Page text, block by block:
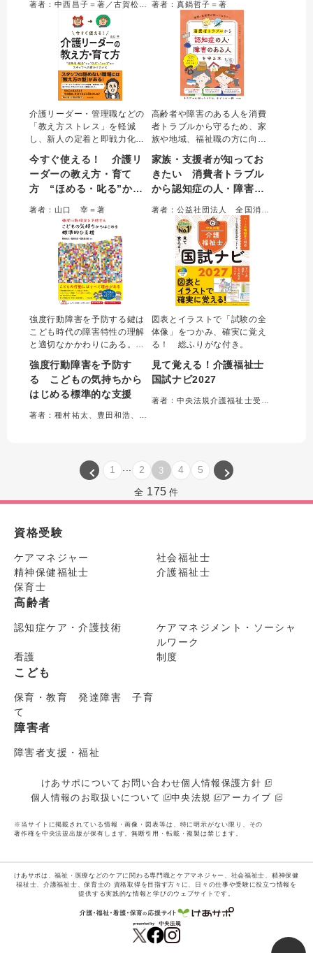
さ。あなたの「保育のまなざ
し」をアップデートする。
著者：真鍋哲子＝著
介護リーダー・管理職などの
「教え方ストレス」を軽減
し、新人の定着と即戦力化を
ガイド。心理学と教育理論に
もとづいた具体的な「教え方
の型」を提示し、指導者が
る、明日から使えるノウハウ
を網羅した一冊。
今すぐ使える！ 介護リ
ーダーの教え方・育て
方 “ほめる・叱る”か
ら“ＯＪＴ・１ｏｎ１”ま
でスタッフへの声かけ〇
著者：山口 宰＝著
高齢者や障害のある人を消費
者トラブルから守るため、家
族や地域、福祉職の方に向け
ンへの「気づき」や、心に寄
り添う「声かけ」、専門機関
への「つなぎ」かたを、具体
く解説した。
家族・支援者が知ってお
きたい 消費者トラブル
から認知症の人・障害の
強度行動障害を予防する鍵は
こども時代の障害特性の理解
と適切なかかわりにある。本
実践に欠かせない知識や対応
方法をエピソードを交えて解
説。こどもの気持ちに寄り添
る必読の一冊です。
強度行動障害を予防す
る こどもの気持ちから
はじめる標準的な支援
図表とイラストで「試験の全
体像」をつかみ、確実に覚え
る！ 総ふりがな付き。
見て覚える！介護福祉士
国試ナビ2027
1 2 3 4 5
全 175 件
資格受験
ケアマネジャー
社会福祉士
精神保健福祉士
介護福祉士
保育士
高齢者
認知症ケア・介護技術
ケアマネジメント・ソーシャ
ルワーク
看護
制度
こども
保育・教育 発達障害 子育
て
障害者
障害者支援・福祉
けあサポについて お問い合わせ個人情報保護方針
個人情報のお取扱いについて
中央法規 アーカイブ
※当サイトに掲載されている情報・画像・図表等は、特に明示がない限り、その
著作権を中央法規出版が保有します。無断引用・転載・複製は禁じます。
けあサポは、福祉・医療などのケアに関わる専門職とケアマネジャー、社会福祉士、精神保健
福祉士、介護福祉士、保育士の 資格取得を目指す方々に、日々の仕事や受験に役立つ情報を
提供する実践的な情報と学びのウェブサイトです。